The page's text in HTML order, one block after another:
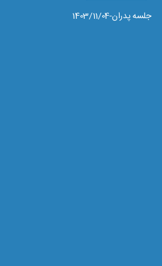
جلسه پدران-1403/11/04